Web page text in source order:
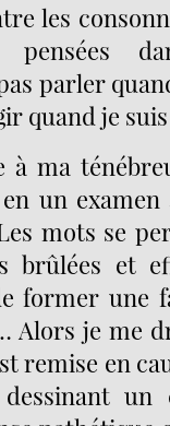
les
pensées
parler
quand je
ma
un
mots se
brûlées et
former une
je me
remise en